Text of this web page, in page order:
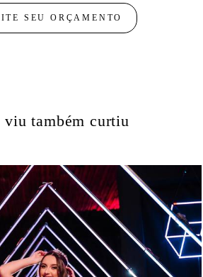
SEU ORÇAMENTO
viu também curtiu